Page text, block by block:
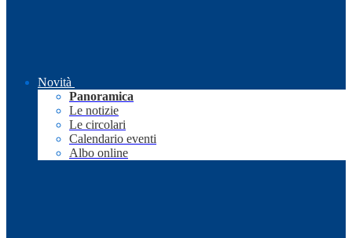
Novità
Panoramica
Le notizie
Le circolari
Calendario eventi
Albo online